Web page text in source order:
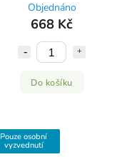
Objednáno
668 Kč
Do košíku
Pouze osobní
vyzvednutí